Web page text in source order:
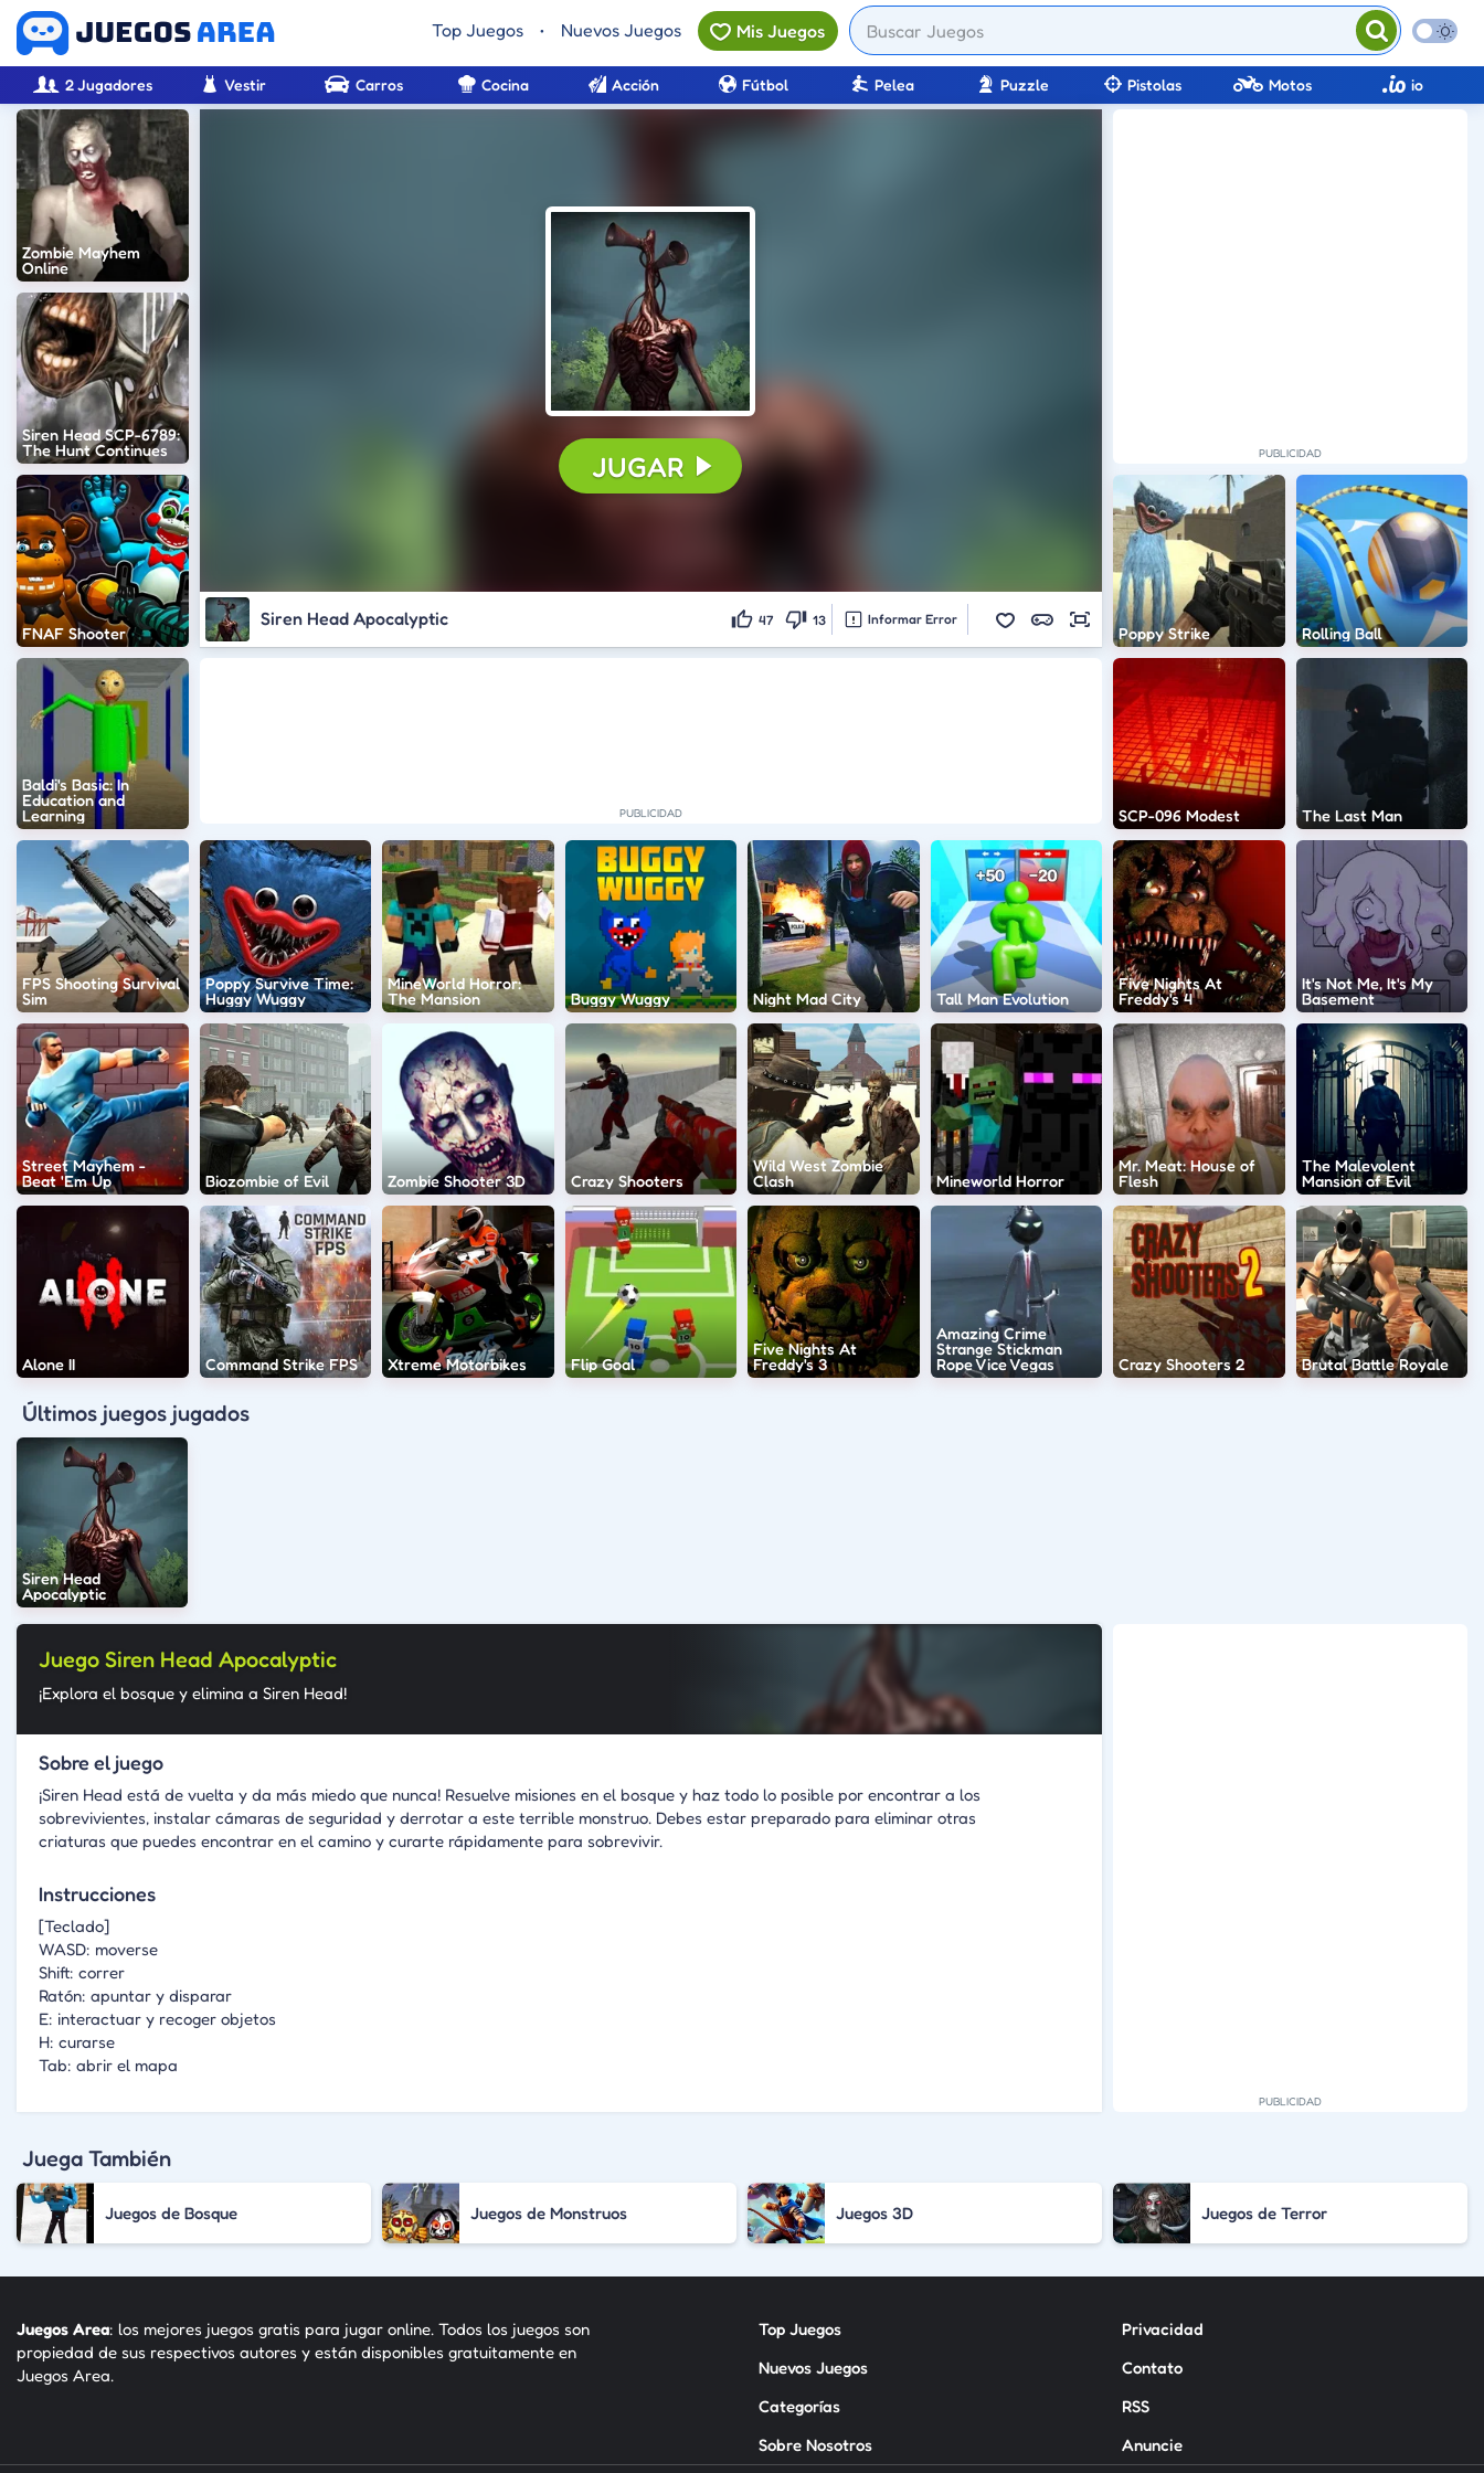
Top Juegos • Nuevos Juegos Mis Juegos
2 Jugadores Vestir Carros Cocina Acción Fútbol Pelea Puzzle Pistolas Motos io
JUGAR
Siren Head Apocalyptic 47 13 Informar Error
Zombie Mayhem
Online
Siren Head SCP-6789:
The Hunt Continues
FNAF Shooter Poppy Strike Rolling Ball
Baldi's Basic: In
Education and
Learning
SCP-096 Modest The Last Man
FPS Shooting Survival
Sim
Poppy Survive Time:
Huggy Wuggy
MineWorld Horror:
The Mansion
Buggy Wuggy Night Mad City Tall Man Evolution
Five Nights At
Freddy's 4
It's Not Me, It's My
Basement
Street Mayhem -
Beat 'Em Up
Biozombie of Evil Zombie Shooter 3D Crazy Shooters
Wild West Zombie
Clash
Mineworld Horror
Mr. Meat: House of
Flesh
The Malevolent
Mansion of Evil
Alone II Command Strike FPS Xtreme Motorbikes Flip Goal
Five Nights At
Freddy's 3
Amazing Crime
Strange Stickman
Rope Vice Vegas
Crazy Shooters 2 Brutal Battle Royale
Últimos juegos jugados
Siren Head
Apocalyptic
Juego Siren Head Apocalyptic
¡Explora el bosque y elimina a Siren Head!
Sobre el juego
¡Siren Head está de vuelta y da más miedo que nunca! Resuelve misiones en el bosque y haz todo lo posible por encontrar a los
sobrevivientes, instalar cámaras de seguridad y derrotar a este terrible monstruo. Debes estar preparado para eliminar otras
criaturas que puedes encontrar en el camino y curarte rápidamente para sobrevivir.
Instrucciones
[Teclado]
WASD: moverse
Shift: correr
Ratón: apuntar y disparar
E: interactuar y recoger objetos
H: curarse
Tab: abrir el mapa
Juega También
Juegos de Bosque Juegos de Monstruos Juegos 3D Juegos de Terror
Top Juegos
Nuevos Juegos
Categorías
Sobre Nosotros
Privacidad
Contato
RSS
Anuncie
Juegos Area: los mejores juegos gratis para jugar online. Todos los juegos son
propiedad de sus respectivos autores y están disponibles gratuitamente en
Juegos Area.